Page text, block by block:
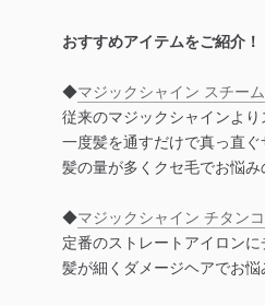
おすすめアイテムをご紹介！
◆マジックシャイン スチー
従来のマジックシャインより
一度髪を通すだけで真っ直
髪の量が多くクセ毛でお悩み
◆マジックシャイン チタン
定番のストレートアイロン
髪が細くダメージヘアでお